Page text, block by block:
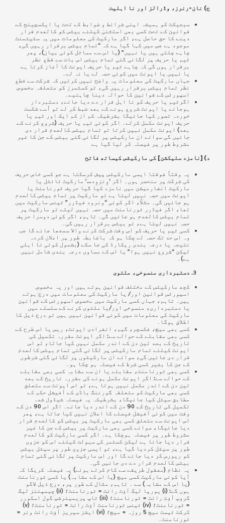
ج) نان-رنرز، وڈرالز اور نا اہلیت
سبجیکٹ کو ہمیشہ اپنی شرائط و ضوابط کے تحت یا ایکسچینج کے
قوانین کے تحت کسی بھی استثنیٰ کیلئے بیٹس کو کالعدم قرار
دینے کا حق حاصل ہے، اگر مارکیٹ کی معلومات میں یہ سٹیٹمنٹ
موجود ہے جس میں کہا گیا ہے کہ “تمام بیٹس برقرار رہیں گی،
چاہے چلتی ہیں یا نہیں” (یا اس سے مماثل کوئی بیان)، پھر
ٹیم یا حریف پر لگائی گئی تمام بیٹس اس بات سے قطع نظر
برقرار ہوں گی کہ چاہے ٹیم یا حریف ایونٹ کا آغاز کرتا ہے
یا نہیں یا ایونٹ میں کوئی حصہ لے یا نہ لے۔
جہاں مارکیٹ کی معلومات یہ واضح نہیں کرتیں کہ شرکت سے قطع
نظر تمام بیٹس برقرار رہیں گی، تو کسٹمرز کو متعلقہ مخصوص
اسپورٹس کے قوانین کا حوالہ دینا چاہئیے۔
اگرٹیم یا حریف کو نا اہل قرار دے دیا جائے، دستبردار
ہوجائے یا ایونٹ شروع ہونے کے بعد ضبط کر لے تو اُسے شکست
خوردہ تصور کیا جائیگا
بشرطیکہ کم از کم ایک اور ٹیم یا
حریف ایونٹ مکمل کرلے۔ اگر کوئی ٹیم یا حریف (شروع کرنے کے
بعد) ایونٹ مکمل نہیں کرتا تو تمام بیٹس کالعدم قرار دی
جائیں گی سوائے ان مارکیٹس پر لگائی گئی بیٹس کے جن کا غیر
مشروط طور پر فیصلہ کر لیا گیا ہے
د) [نامزد سلیکشن] کی مارکیٹس کیساتھ فاتح
یہ وقتاً فوقتا ایسی مارکیٹس پیش کرسکتا ہے جو کسی خاص حریف
کی شرکت پر منحصر ہوں۔ اگر ‘وِنزوِد…’ مارکیٹ ٹائٹل یا
مارکیٹ انفارمیشن میں نامزد کیا گیا حریف ٹورنامنٹ یا
ایونٹ میں حصہ نہیں لیتا ہے تو مارکیٹ پر تمام بیٹس کالعدم
ہو جائیں گی۔ مثلاََ، اگر کوئی “ونرود فیڈرر” ٹینس مارکیٹ میں
تھا، اگر فیڈرر ٹورنامنٹ میں حصہ نہیں لیتے تو مارکیٹ پر
تمام بیٹس کالعدم ہو جائیں گی۔ تاہم، اگر کوئی دوسرا حریف
حصہ نہیں لیتا ہے، تو بیٹس برقرار رہیں گی۔
کسی ٹیم یا حریف کو اس وقت شرکت کرنے والا سمجھا جائے گا جب
وہ اس حد تک حصہ لے چکا ہو کہ باضابطہ طور پر اعلان کردہ
نتیجہ یا درجہ بندی ریکارڈ کی جا سکے (بشمول کوئی نا اہلی
لیکن “شروع نہیں ہوا” یا اس کے مساوی درجہ بندی شامل نہیں
ہے)۔
دستبرداری منسوخی، ملتوی
کچھ مارکیٹس کے مختلف قوانین ہوتے ہیں اور یہ مخصوص
اسپورٹس قوانین اور/ یا مارکیٹ کی معلومات میں درج ہوتے
ہیں۔ تاہم، جہاں کسی مارکیٹ میں مخصوص اسپورٹس کے قوانین
یا دستبرداری، منسوخی اور/یا ملتوی کرنے کے سلسلے میں
مارکیٹ کی معلومات میں کوئی قوانین نہیں ہیں تو درج ذیل کا
اطلاق ہوگا۔
کسی بھی میچ، فکسچر، گیم، انفرادی ایونٹ، ریس یا اس طرح کے
کسی بھی مقابلے کے حوالے سے: اگر ایونٹ مقررہ تکمیل کی
تاریخ کے بعد تین دن کے اندر مکمل نہیں کیا جاتا، تو اس
ایونٹ کیلئے تمام مارکیٹس پر لگائی گئی تمام بیٹس کالعدم
قرار دی جائیں گی، سوائے ان مارکیٹوں پر لگائی گئی شرطوں
کے جن کا بغیر کسی شرط کے فیصلہ ہو چکا ہو۔
کسی بھی ٹورنامنٹ، مقابلے یا ان سے مشابہ کسی بھی مقابلے
کے حوالے سے: اگر ایونٹ مکمل ہونے کی مقررہ تاریخ کے بعد
تین دن کے اندر مکمل نہیں ہوتا ہے، تو اس ایونٹ سے متعلق
کسی بھی مارکیٹ کو متعلقہ گورننگ باڈی کے آفیشل حکم کے
مطابق سیٹل کیا جائیگا، بشرطیکہ یہ فیصلہ شیڈول شدہ
تکمیل کی تاریخ کے 90 دن کے اندر دیا جائے۔ اگر اس 90 دن کے
وقت میں کوئی آفیشل فیصلے کا اعلان نہیں کیا جاتا ہے، پھر
اس ایونٹ سے متعلق کسی بھی مارکیٹ پر بیٹس کو کالعدم قرار
دیا جائیگا، سوائے کسی بھی مارکیٹ پر بیٹس کے جن کا غیر
مشروط طور پر فیصلہ ہوچکا ہے۔ اگر کسی مارکیٹ کو کالعدم
قرار دیا جانا ہے لیکن کسٹمر کی سہولت کیلئے اس کو جزوی
طور پر سیٹل کردیا گیا ہے، تو ایسی جزوی طور پر سیٹل بیٹس
کو ریورس کر دیا جائے گا اور اس مارکیٹ پر لگائی گئی تمام
بیٹس کالعدم قرار دے دی جائیں گی۔
یہ نظام (معقول طریقے سے کام کرتے ہوئے) یہ فیصلہ کریگا کہ
آیا کوئی مارکیٹ کسی میچ (یا اس کے مشابہ) یا کسی ٹورنامنٹ
(یا اس کے مشابہ) سے ۔ تاہم، مثال کے طور پر، درج ذیل لاگو
ہوں گے: (i) یورپا لیگ آؤٹ رائٹ = ٹورنامنٹ؛ (ii) چیمپئنز لیگ
گروپ آؤٹ رائٹ = ٹورنامنٹ؛ (iii) ٹاپ پریمیئرشپ گول اسکورر
= ٹورنامنٹ؛ (iv) ٹینس ٹورنامنٹ آؤٹ رائٹ = ٹورنامنٹ؛ (v)
کرکٹ ٹیسٹ میچ 5 روزہ = میچ؛ (vi) ایشز سیریز آؤٹ رائٹ ونر =
ٹورنامنٹ۔